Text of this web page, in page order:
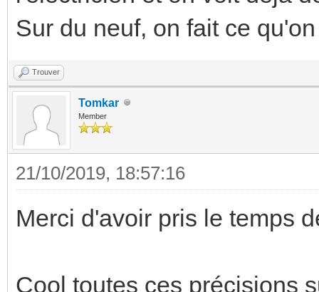
Sur du neuf, on fait ce
Trouver
Tomkar
Member
21/10/2019, 18:57:16
Merci d'avoir pris le temps
Cool toutes ces précisions